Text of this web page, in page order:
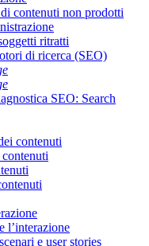
contenuti non prodotti
ritratti
di ricerca (SEO)
SEO: Search
contenuti
l’interazione
e user stories